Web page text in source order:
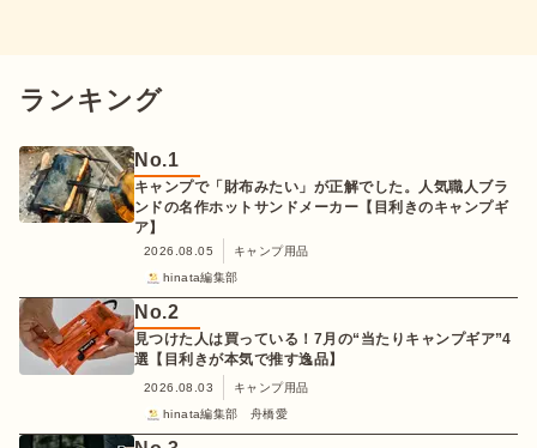
ランキング
No.1
キャンプで「財布みたい」が正解でした。人気職人ブラ
ンドの名作ホットサンドメーカー【目利きのキャンプギ
ア】
2026.08.05
キャンプ用品
hinata編集部
No.2
見つけた人は買っている！7月の“当たりキャンプギア”4
選【目利きが本気で推す逸品】
2026.08.03
キャンプ用品
hinata編集部 舟橋愛